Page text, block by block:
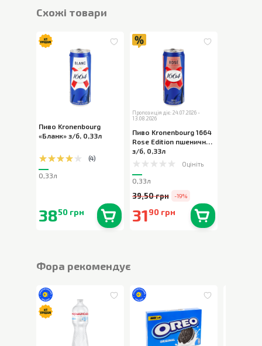
Cхожі товари
Пиво Kronenbourg
«Бланк» з/б, 0,33л
(4)
0,33л
3850 грн
Пропозиція діє: 24.07.2026 -
13.08.2026
Пиво Kronenbourg 1664
Rose Edition пшеничне
з/б, 0,33л
Оцініть
0,33л
39,50 грн -19%
3190 грн
Фора рекомендує